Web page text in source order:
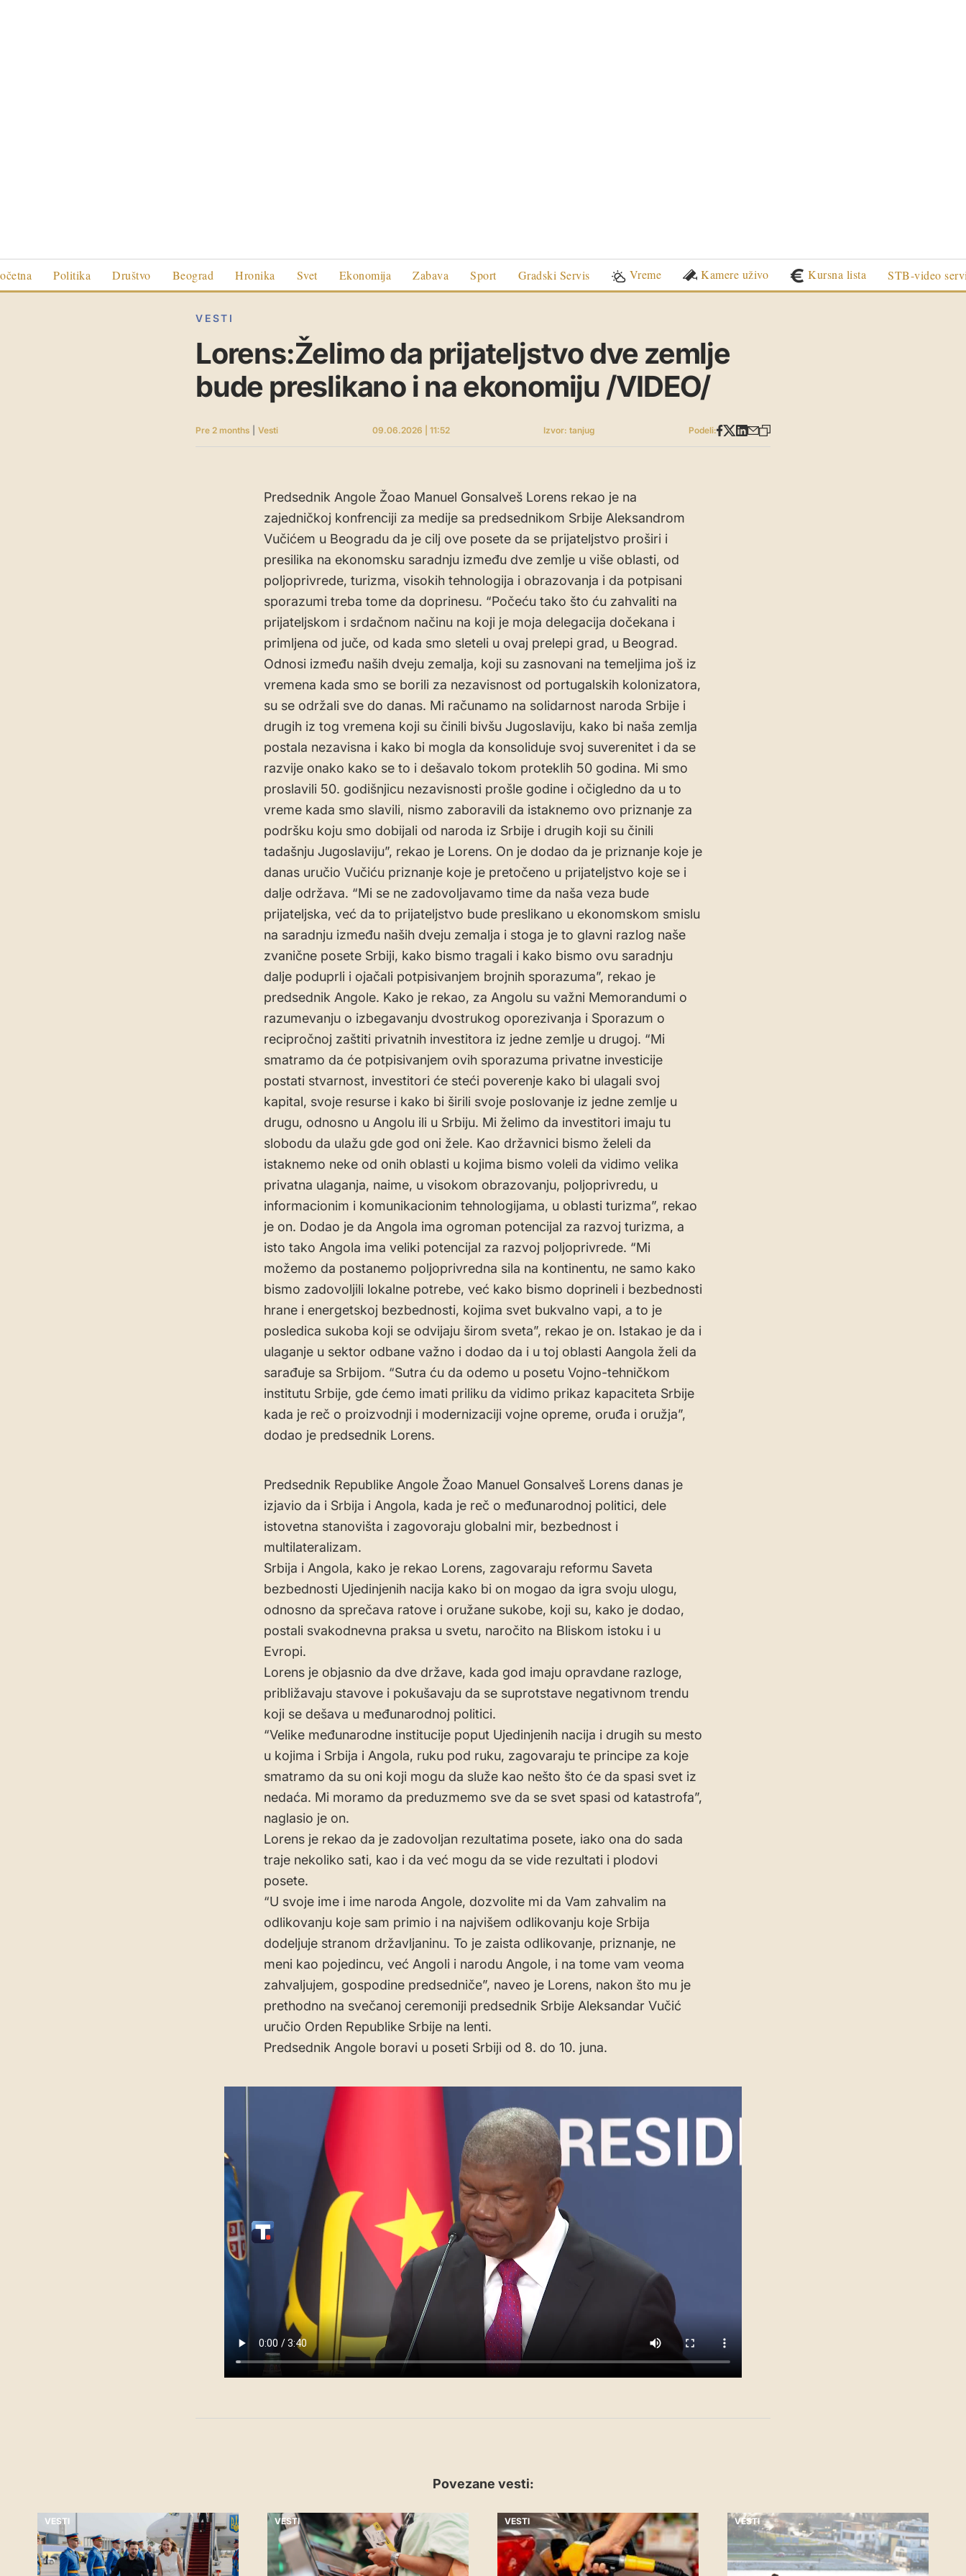
Politika Društvo Beograd Hronika Svet Ekonomija Zabava Sport Gradski Servis Vreme Kamere uživo Kursna lista STB-video
VESTI
Lorens:Želimo da prijateljstvo dve zemlje
bude preslikano i na ekonomiju /VIDEO/
Pre 2 months Vesti 09.06.2026 | 11:52 Izvor: tanjug Podeli:
Predsednik Angole Žoao Manuel Gonsalveš Lorens rekao je na
zajedničkoj konfrenciji za medije sa predsednikom Srbije Aleksandrom
Vučićem u Beogradu da je cilj ove posete da se prijateljstvo proširi i
presilika na ekonomsku saradnju između dve zemlje u više oblasti, od
poljoprivrede, turizma, visokih tehnologija i obrazovanja i da potpisani
sporazumi treba tome da doprinesu. “Počeću tako što ću zahvaliti na
prijateljskom i srdačnom načinu na koji je moja delegacija dočekana i
primljena od juče, od kada smo sleteli u ovaj prelepi grad, u Beograd.
Odnosi između naših dveju zemalja, koji su zasnovani na temeljima još iz
vremena kada smo se borili za nezavisnost od portugalskih kolonizatora,
su se održali sve do danas. Mi računamo na solidarnost naroda Srbije i
drugih iz tog vremena koji su činili bivšu Jugoslaviju, kako bi naša zemlja
postala nezavisna i kako bi mogla da konsoliduje svoj suverenitet i da se
razvije onako kako se to i dešavalo tokom proteklih 50 godina. Mi smo
proslavili 50. godišnjicu nezavisnosti prošle godine i očigledno da u to
vreme kada smo slavili, nismo zaboravili da istaknemo ovo priznanje za
podršku koju smo dobijali od naroda iz Srbije i drugih koji su činili
tadašnju Jugoslaviju”, rekao je Lorens. On je dodao da je priznanje koje je
danas uručio Vučiću priznanje koje je pretočeno u prijateljstvo koje se i
dalje održava. “Mi se ne zadovoljavamo time da naša veza bude
prijateljska, već da to prijateljstvo bude preslikano u ekonomskom smislu
na saradnju između naših dveju zemalja i stoga je to glavni razlog naše
zvanične posete Srbiji, kako bismo tragali i kako bismo ovu saradnju
dalje poduprli i ojačali potpisivanjem brojnih sporazuma”, rekao je
predsednik Angole. Kako je rekao, za Angolu su važni Memorandumi o
razumevanju o izbegavanju dvostrukog oporezivanja i Sporazum o
recipročnoj zaštiti privatnih investitora iz jedne zemlje u drugoj. “Mi
smatramo da će potpisivanjem ovih sporazuma privatne investicije
postati stvarnost, investitori će steći poverenje kako bi ulagali svoj
kapital, svoje resurse i kako bi širili svoje poslovanje iz jedne zemlje u
drugu, odnosno u Angolu ili u Srbiju. Mi želimo da investitori imaju tu
slobodu da ulažu gde god oni žele. Kao državnici bismo želeli da
istaknemo neke od onih oblasti u kojima bismo voleli da vidimo velika
privatna ulaganja, naime, u visokom obrazovanju, poljoprivredu, u
informacionim i komunikacionim tehnologijama, u oblasti turizma”, rekao
je on. Dodao je da Angola ima ogroman potencijal za razvoj turizma, a
isto tako Angola ima veliki potencijal za razvoj poljoprivrede. “Mi
možemo da postanemo poljoprivredna sila na kontinentu, ne samo kako
bismo zadovoljili lokalne potrebe, već kako bismo doprineli i bezbednosti
hrane i energetskoj bezbednosti, kojima svet bukvalno vapi, a to je
posledica sukoba koji se odvijaju širom sveta”, rekao je on. Istakao je da i
ulaganje u sektor odbane važno i dodao da i u toj oblasti Aangola želi da
sarađuje sa Srbijom. “Sutra ću da odemo u posetu Vojno-tehničkom
institutu Srbije, gde ćemo imati priliku da vidimo prikaz kapaciteta Srbije
kada je reč o proizvodnji i modernizaciji vojne opreme, oruđa i oružja”,
dodao je predsednik Lorens.
Predsednik Republike Angole Žoao Manuel Gonsalveš Lorens danas je
izjavio da i Srbija i Angola, kada je reč o međunarodnoj politici, dele
istovetna stanovišta i zagovoraju globalni mir, bezbednost i
multilateralizam.
Srbija i Angola, kako je rekao Lorens, zagovaraju reformu Saveta
bezbednosti Ujedinjenih nacija kako bi on mogao da igra svoju ulogu,
odnosno da sprečava ratove i oružane sukobe, koji su, kako je dodao,
postali svakodnevna praksa u svetu, naročito na Bliskom istoku i u
Evropi.
Lorens je objasnio da dve države, kada god imaju opravdane razloge,
približavaju stavove i pokušavaju da se suprotstave negativnom trendu
koji se dešava u međunarodnoj politici.
“Velike međunarodne institucije poput Ujedinjenih nacija i drugih su mesto
u kojima i Srbija i Angola, ruku pod ruku, zagovaraju te principe za koje
smatramo da su oni koji mogu da služe kao nešto što će da spasi svet iz
nedaća. Mi moramo da preduzmemo sve da se svet spasi od katastrofa”,
naglasio je on.
Lorens je rekao da je zadovoljan rezultatima posete, iako ona do sada
traje nekoliko sati, kao i da već mogu da se vide rezultati i plodovi
posete.
“U svoje ime i ime naroda Angole, dozvolite mi da Vam zahvalim na
odlikovanju koje sam primio i na najvišem odlikovanju koje Srbija
dodeljuje stranom državljaninu. To je zaista odlikovanje, priznanje, ne
meni kao pojedincu, već Angoli i narodu Angole, i na tome vam veoma
zahvaljujem, gospodine predsedniče”, naveo je Lorens, nakon što mu je
prethodno na svečanoj ceremoniji predsednik Srbije Aleksandar Vučić
uručio Orden Republike Srbije na lenti.
Predsednik Angole boravi u poseti Srbiji od 8. do 10. juna.
Povezane vesti:
VESTI VESTI VESTI VESTI